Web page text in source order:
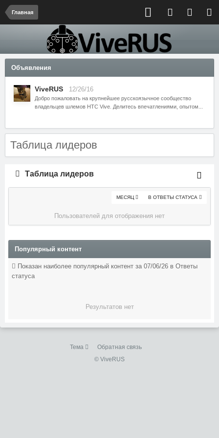
Главная
Объявления
ViveRUS 12/26/16
Добро пожаловать на крупнейшее русскоязычное сообщество
владельцев шлемов HTC Vive. Делитесь впечатлениями, опытом...
Таблица лидеров
Таблица лидеров
В ОТВЕТЫ СТАТУСА
МЕСЯЦ
Пользователей для отображения нет
Популярный контент
Показан наиболее популярный контент за 07/06/26 в Ответы
статуса
Результатов нет
Тема
Обратная связь
© ViveRUS